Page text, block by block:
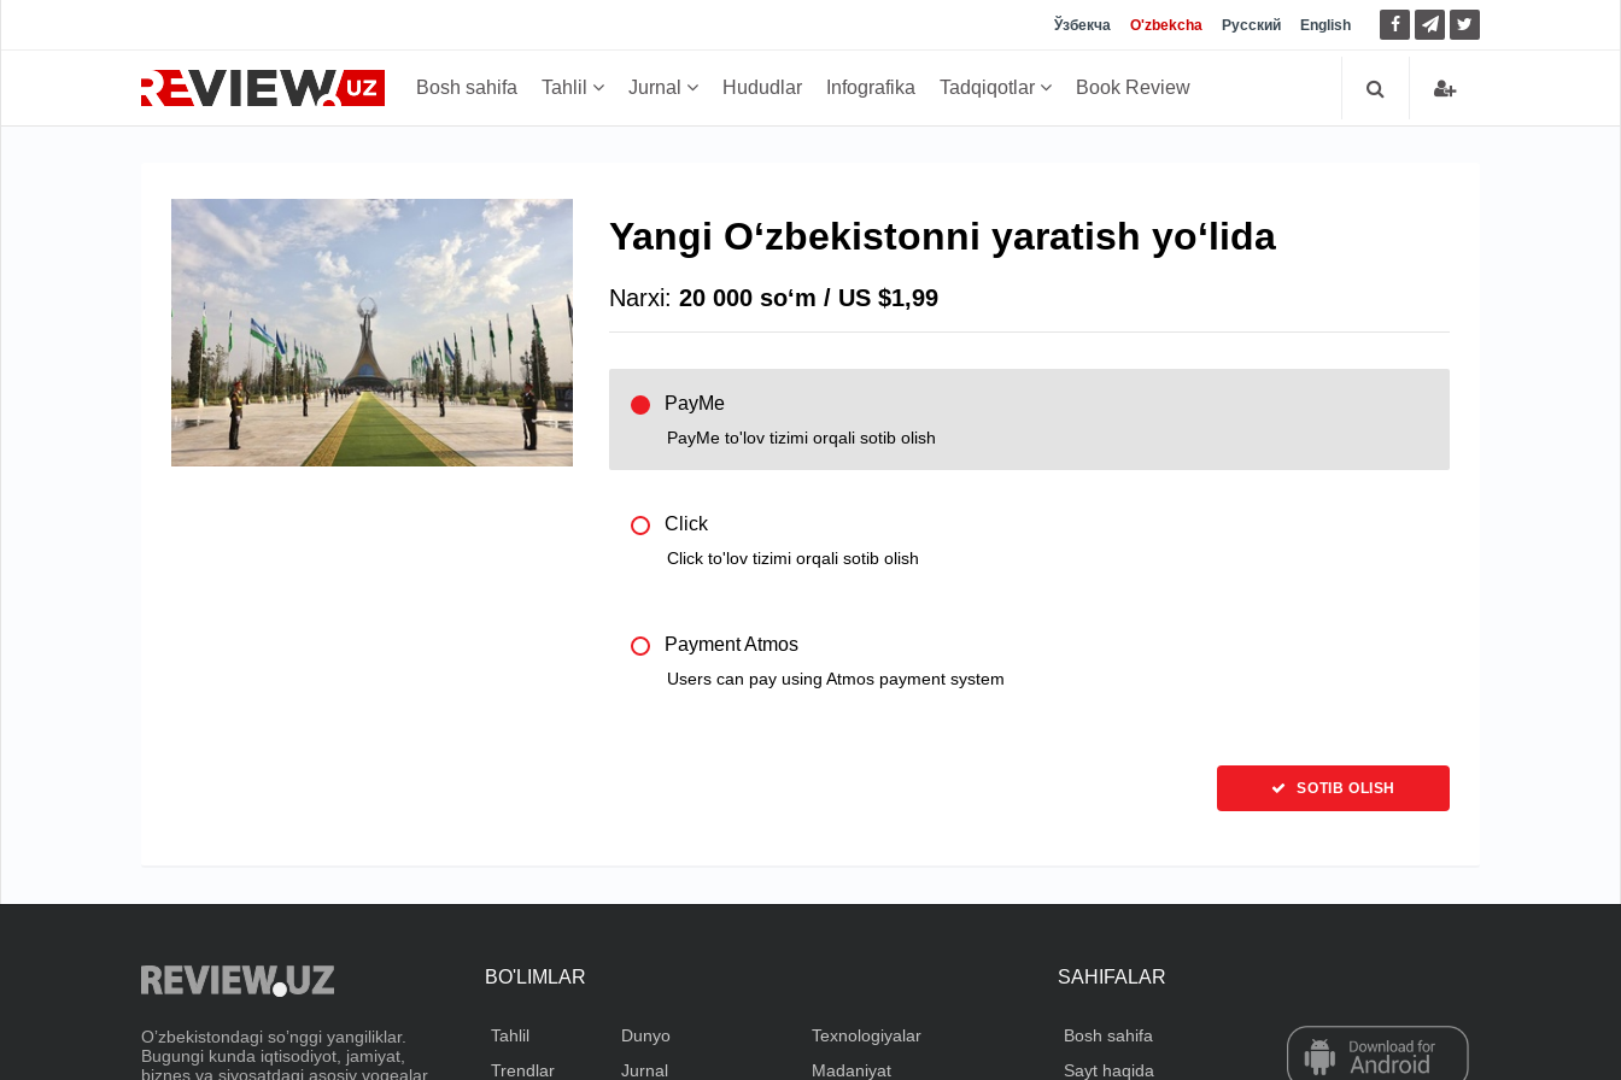
Ўзбекча O'zbekcha Русский English
Bosh sahifa Tahlil Jurnal Hududlar Infografika Tadqiqotlar Book Review
Yangi O‘zbekistonni yaratish yo‘lida
Narxi:20 000 soʻm / US $1,99
PayMe
PayMe to'lov tizimi orqali sotib olish
Click
Click to'lov tizimi orqali sotib olish
Payment Atmos
Users can pay using Atmos payment system
SOTIB OLISH
Oʼzbekistondagi soʼnggi yangiliklar.
Bugungi kunda iqtisodiyot, jamiyat,
biznes va siyosatdagi asosiy voqealar.
BO'LIMLAR
Tahlil
Trendlar
Dunyo
Jurnal
Texnologiyalar
Madaniyat
SAHIFALAR
Bosh sahifa
Sayt haqida